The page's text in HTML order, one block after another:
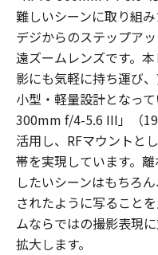
難しいシーンに取り組
デジからのステップア
遠ズームレンズです。
影にも気軽に持ち運び
小型・軽量設計となっ
300mm f/4-5.6 III」（
活用し、RFマウントと
帯を実現しています。
したいシーンはもちろ
されたように写ること
ムならではの撮影表現
拡大します。